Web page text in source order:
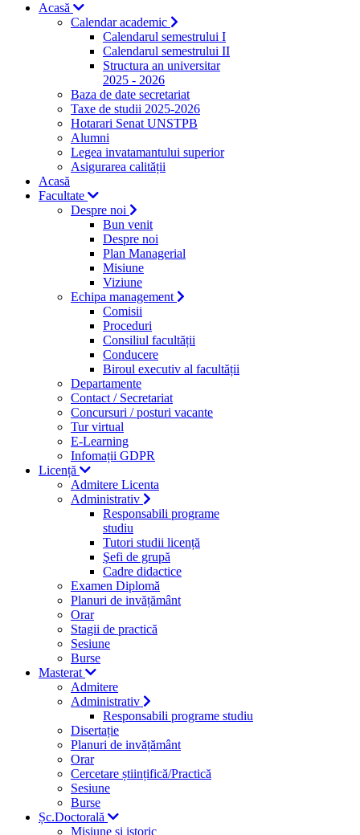
Acasă
Calendar academic
Calendarul semestrului I
Calendarul semestrului II
Structura an universitar
2025 - 2026
Baza de date secretariat
Taxe de studii 2025-2026
Hotarari Senat UNSTPB
Alumni
Legea invatamantului superior
Asigurarea calității
Acasă
Facultate
Despre noi
Bun venit
Despre noi
Plan Managerial
Misiune
Viziune
Echipa management
Comisii
Proceduri
Consiliul facultății
Conducere
Biroul executiv al facultății
Departamente
Contact / Secretariat
Concursuri / posturi vacante
Tur virtual
E-Learning
Infomații GDPR
Licență
Admitere Licenta
Administrativ
Responsabili programe
studiu
Tutori studii licență
Şefi de grupă
Cadre didactice
Examen Diplomă
Planuri de invățământ
Orar
Stagii de practică
Sesiune
Burse
Masterat
Admitere
Administrativ
Responsabili programe studiu
Disertație
Planuri de invățământ
Orar
Cercetare științifică/Practică
Sesiune
Burse
Șc.Doctorală
Misiune si istoric